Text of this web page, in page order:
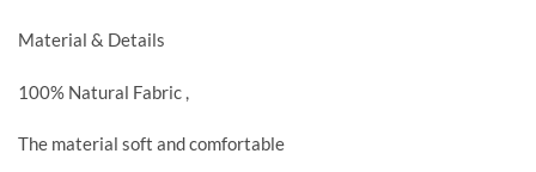
Material & Details
100% Natural Fabric ,
The material soft and comfortable